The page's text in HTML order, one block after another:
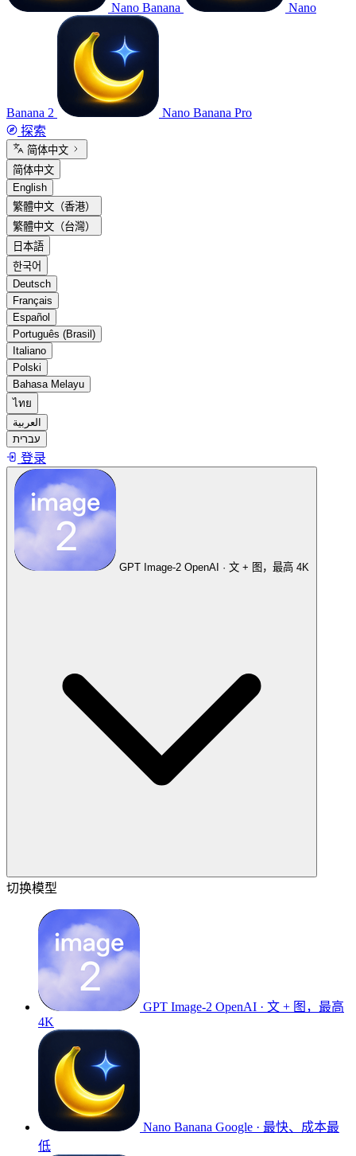
Nano Banana Nano
Banana 2
Nano Banana Pro
探索
简体中文
简体中文
English
繁體中文（香港）
繁體中文（台灣）
日本語
한국어
Deutsch
Français
Español
Português (Brasil)
Italiano
Polski
Bahasa Melayu
ไทย
العربية
עברית
登录
GPT Image-2 OpenAI · 文 + 图，最高 4K
切换模型
GPT Image-2 OpenAI · 文 + 图，最高
4K
Nano Banana Google · 最快、成本最
低